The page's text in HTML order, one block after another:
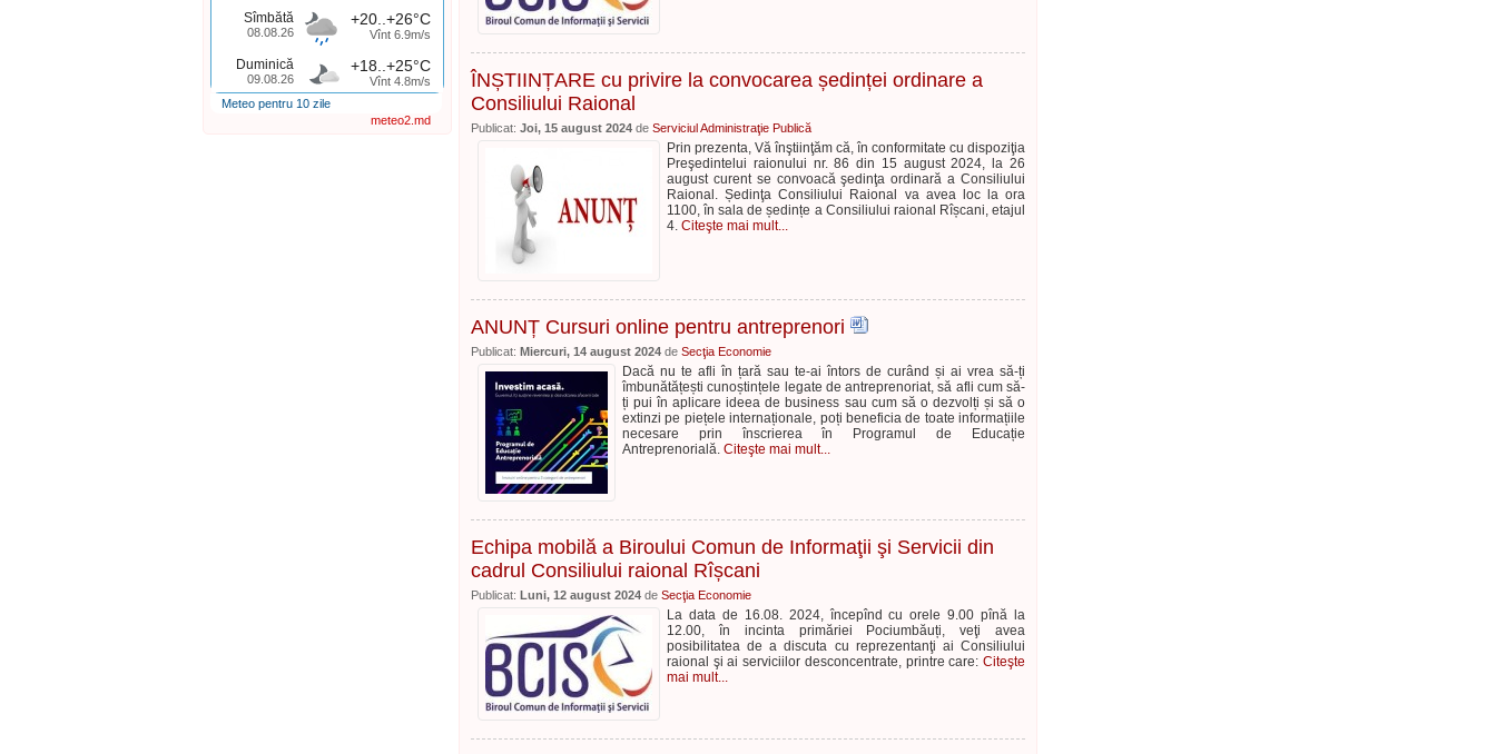
Sîmbătă
08.08.26
+20..+26°C
Vînt 6.9m/s
Duminică
09.08.26
+18..+25°C
Vînt 4.8m/s
Meteo pentru 10 zile
meteo2.md
ÎNȘTIINȚARE cu privire la convocarea ședinței ordinare a
Consiliului Raional
Publicat: Joi, 15 august 2024 de Serviciul Administraţie Publică
Prin prezenta, Vă înştiinţăm că, în conformitate cu dispoziţia
Preşedintelui raionului nr. 86 din 15 august 2024, la 26
august curent se convoacă şedinţa ordinară a Consiliului
Raional. Ședinţa Consiliului Raional va avea loc la ora
1100, în sala de ședințe a Consiliului raional Rîșcani, etajul
4. Citeşte mai mult...
ANUNȚ Cursuri online pentru antreprenori
Publicat: Miercuri, 14 august 2024 de Secţia Economie
Dacă nu te afli în țară sau te-ai întors de curând și ai vrea să-ți
îmbunătățești cunoștințele legate de antreprenoriat, să afli cum să-
ți pui în aplicare ideea de business sau cum să o dezvolți și să o
extinzi pe piețele internaționale, poți beneficia de toate informațiile
necesare prin înscrierea în Programul de Educație
Antreprenorială. Citeşte mai mult...
Echipa mobilă a Biroului Comun de Informaţii şi Servicii din
cadrul Consiliului raional Rîșcani
Publicat: Luni, 12 august 2024 de Secţia Economie
La data de 16.08. 2024, începînd cu orele 9.00 pînă la
12.00, în incinta primăriei Pociumbăuți, veţi avea
posibilitatea de a discuta cu reprezentanţi ai Consiliului
raional şi ai serviciilor desconcentrate, printre care: Citeşte
mai mult...